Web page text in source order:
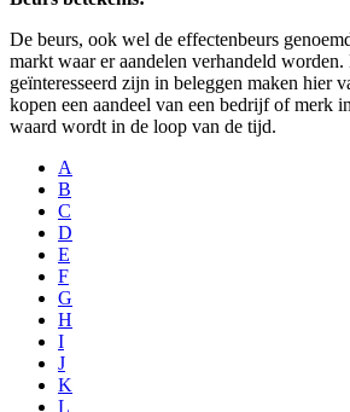
De beurs, ook wel de effectenbeurs
markt waar er aandelen verhandeld worden.
geïnteresseerd zijn in beleggen maken hier
kopen een aandeel van een bedrijf of merk
waard wordt in de loop van de tijd.
A
B
C
D
E
F
G
H
I
J
K
L